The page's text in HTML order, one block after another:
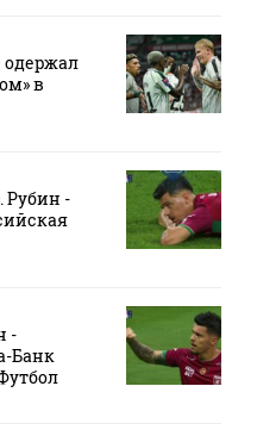
одержал
в
Рубин -
-
Банк